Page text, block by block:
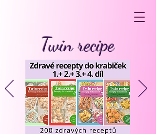
Twin recipe